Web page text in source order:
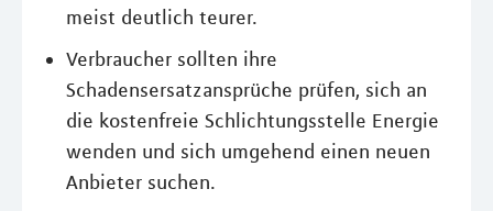
meist deutlich teurer.
Verbraucher sollten ihre
Schadensersatzansprüche prüfen, sich an
die kostenfreie Schlichtungsstelle Energie
wenden und sich umgehend einen neuen
Anbieter suchen.